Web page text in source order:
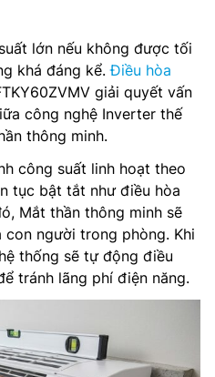
lớn nếu không được tối
khá đáng kể.Điều hòa
giải quyết vấn
công nghệ Inverter thế
thông minh.
công suất linh hoạt theo
tục bật tắt như điều hòa
Mắt thần thông minh sẽ
con người trong phòng. Khi
thống sẽ tự động điều
tránh lãng phí điện năng.